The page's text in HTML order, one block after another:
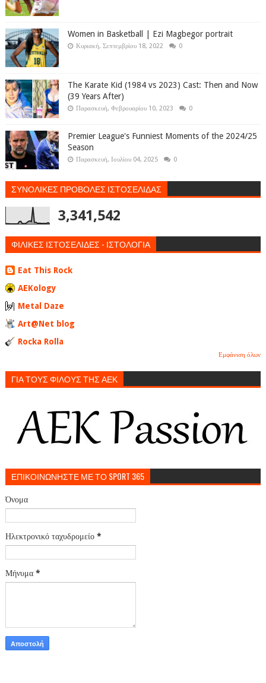
Women in Basketball | Ezi Magbegor portrait
Κυριακή, Σεπτεμβρίου 18, 2022 0
The Karate Kid (1984 vs 2023) Cast: Then and Now
(39 Years After)
Παρασκευή, Φεβρουαρίου 10, 2023 0
Premier League's Funniest Moments of the 2024/25
Season
Παρασκευή, Ιουλίου 04, 2025 0
ΣΥΝΟΛΙΚΕΣ ΠΡΟΒΟΛΕΣ ΙΣΤΟΣΕΛΙΔΑΣ
3,341,542
ΦΙΛΙΚΕΣ ΙΣΤΟΣΕΛΙΔΕΣ - ΙΣΤΟΛΟΓΙΑ
Eat This Rock
AEKology
Metal Daze
Art@Net blog
Rocka Rolla
Εμφάνιση όλων
ΓΙΑ ΤΟΥΣ ΦΙΛΟΥΣ ΤΗΣ ΑΕΚ
ΕΠΙΚΟΙΝΩΝΗΣΤΕ ΜΕ ΤΟ SPORT 365
Όνομα
Ηλεκτρονικό ταχυδρομείο *
Μήνυμα *